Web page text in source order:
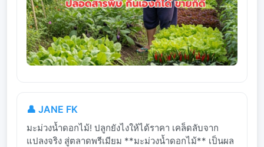
👤 JANE FK
มะม่วงน้ำดอกไม้! ปลูกยังไงให้ได้ราคา เคล็ดลับจาก
แปลงจริง สู่ตลาดพรีเมียม **มะม่วงน้ำดอกไม้** เป็นผล